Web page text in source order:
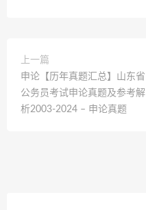
上一篇
申论【历年真题汇总】山东省
公务员考试申论真题及参考解
析2003-2024 – 申论真题